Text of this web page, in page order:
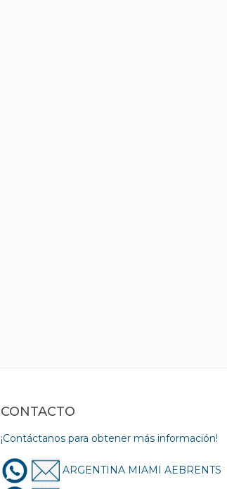
CONTACTO
¡Contáctanos para obtener más información!
ARGENTINA MIAMI AEBRENTS